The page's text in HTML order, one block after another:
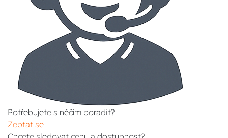
Potřebujete s něčím poradit?
Zeptat se